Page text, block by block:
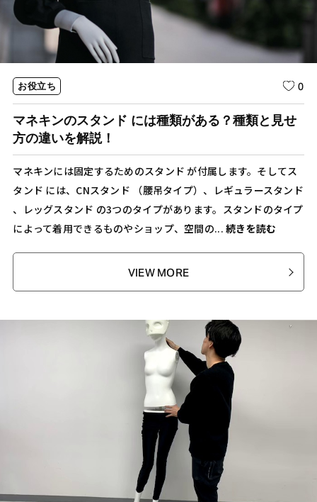
お役立ち 0
マネキンのスタンド には種類がある？種類と見せ
方の違いを解説！
マネキンには固定するためのスタンド が付属します。そしてス
タンド には、CNスタンド （腰吊タイプ）、レギュラースタンド
、レッグスタンド の3つのタイプがあります。スタンドのタイプ
によって着用できるものやショップ、空間の...続きを読む
VIEW MORE